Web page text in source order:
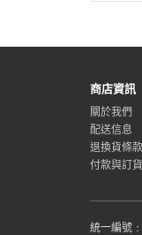
商店資訊
關於我們
配送信息
退換貨條款
付款與訂
統一編號